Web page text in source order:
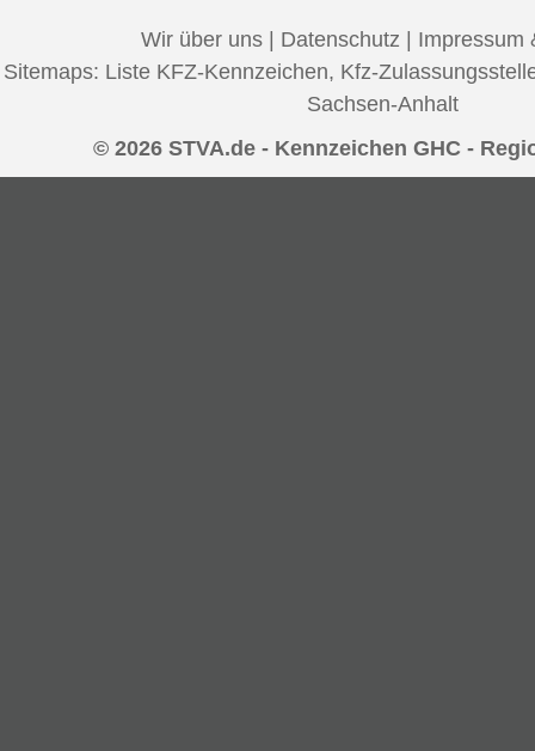
Wir über uns | Datenschutz | Impressum
Sitemaps: Liste KFZ-Kennzeichen, Kfz-
Sachsen-Anhalt
© 2026 STVA.de - Kennzeichen GHC -